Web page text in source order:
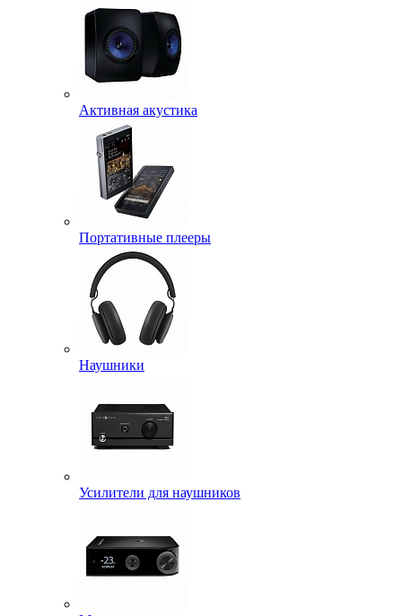
Активная акустика
Портативные плееры
Наушники
Усилители для наушников